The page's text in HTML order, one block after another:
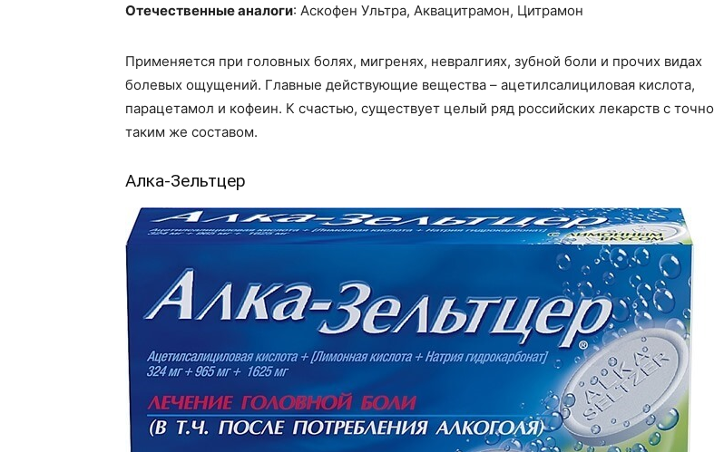
Отечественные аналоги: Аскофен Ультра, Аквацитрамон, Цитрамон
Применяется при головных болях, мигренях, невралгиях, зубной боли и прочих видах
болевых ощущений. Главные действующие вещества – ацетилсалициловая кислота,
парацетамол и кофеин. К счастью, существует целый ряд российских лекарств с точно
таким же составом.
Алка-Зельтцер